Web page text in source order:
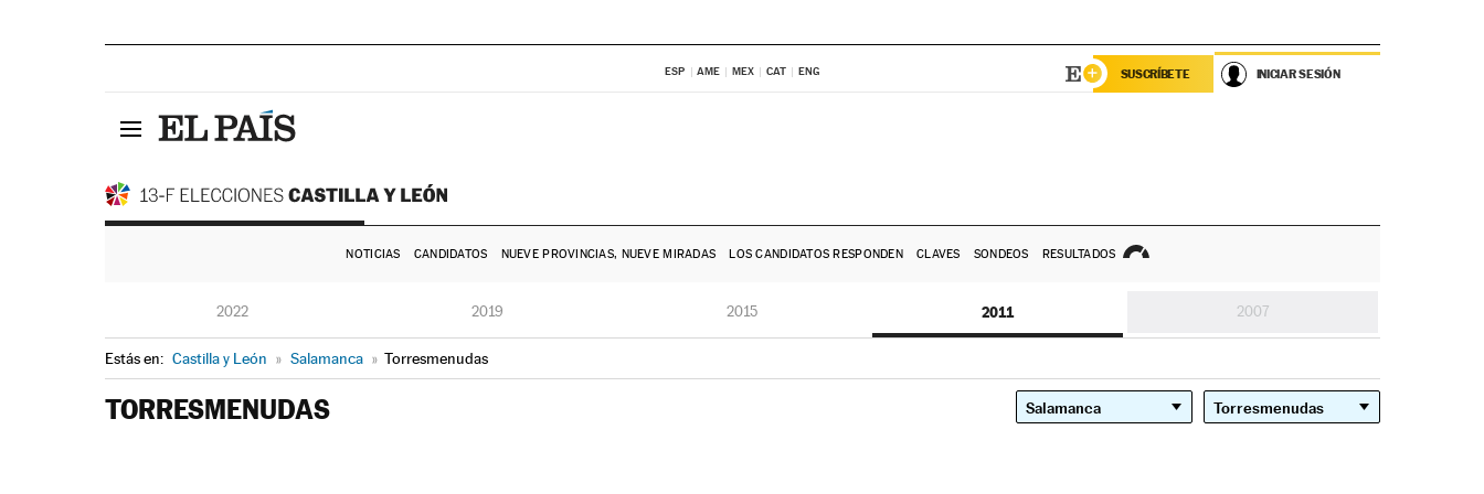
ESP AME MEX CAT ENG SUSCRÍBETE INICIAR SESIÓN
NOTICIAS CANDIDATOS NUEVE PROVINCIAS, NUEVE MIRADAS LOS CANDIDATOS RESPONDEN CLAVES SONDEOS RESULTADOS
2022 2019 2015 2011 2007
Estás en: Castilla y León » Salamanca » Torresmenudas
TORRESMENUDAS